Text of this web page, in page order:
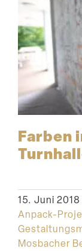
Farben
15. Juni 2018
Anpack-
Mosbacher